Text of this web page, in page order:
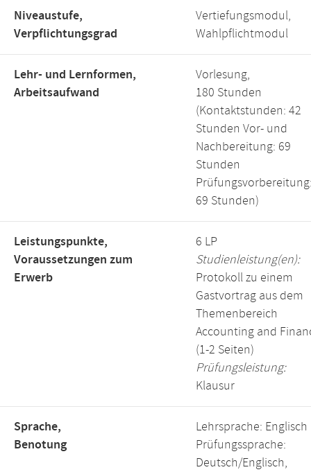
Niveaustufe,
Verpflichtungsgrad
Vertiefungsmodul,
Wahlpflichtmodul
Lehr- und Lernformen,
Arbeitsaufwand
Vorlesung,
180 Stunden
(Kontaktstunden: 42
Stunden Vor- und
Nachbereitung: 69
Stunden
69 Stunden)
Leistungspunkte,
Voraussetzungen zum
Erwerb
6 LP
Studienleistung(en):
Protokoll zu einem
Gastvortrag aus dem
Themenbereich
Accounting and
(1-2 Seiten)
Prüfungsleistung:
Klausur
Sprache,
Benotung
Lehrsprache: Englisch
Prüfungssprache:
Deutsch/Englisch,